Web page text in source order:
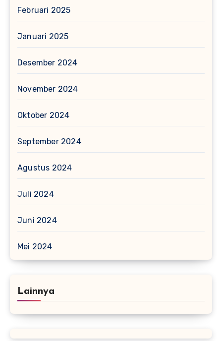
Februari 2025
Januari 2025
Desember 2024
November 2024
Oktober 2024
September 2024
Agustus 2024
Juli 2024
Juni 2024
Mei 2024
Lainnya